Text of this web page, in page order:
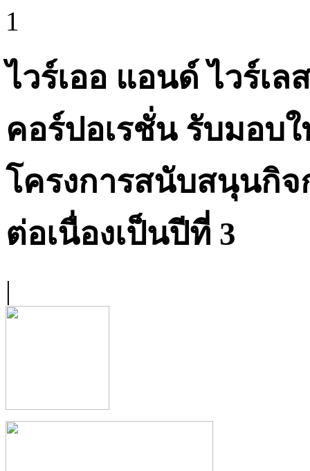
1
ไวร์เออ แอนด์ ไวร์เ
คอร์ปอเรชั่น รับมอบ
โครงการสนับสนุนกิจ
ต่อเนื่องเป็นปีที่ 3
|